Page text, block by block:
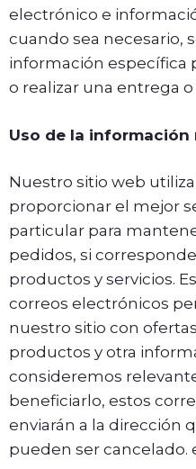
electrónico e
cuando sea necesario,
información específica
o realizar una entrega
Uso de la información
Nuestro sitio web
proporcionar el mejor
particular para
pedidos, si
productos y servicios.
correos electrónicos
nuestro sitio con
productos y otra
consideremos
beneficiarlo, estos
enviarán a la dirección
pueden ser